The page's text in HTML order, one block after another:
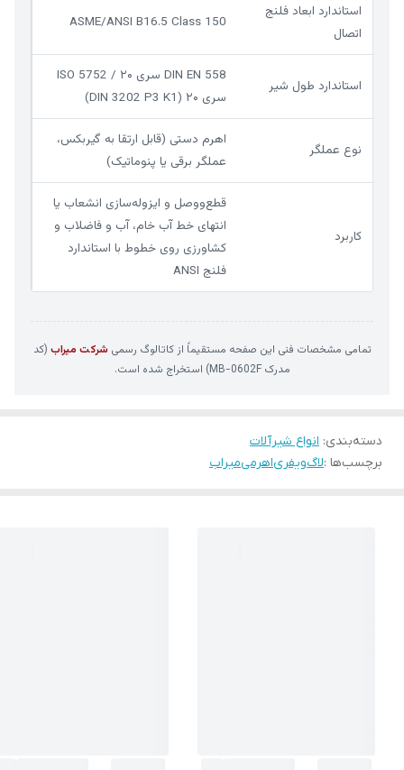
استاندارد ابعاد فلنج
اتصال
ASME/ANSI B16.5 Class 150
استاندارد طول شیر
DIN EN 558 سری ۲۰ / ISO 5752
سری ۲۰ (DIN 3202 P3 K1)
نوع عملگر
اهرم دستی (قابل ارتقا به گیربکس،
عملگر برقی یا پنوماتیک)
کاربرد
قطع‌ووصل و ایزوله‌سازی انشعاب یا
انتهای خط آب خام، آب و فاضلاب و
کشاورزی روی خطوط با استاندارد
فلنج ANSI
تمامی مشخصات فنی این صفحه مستقیماً از کاتالوگ رسمی شرکت میراب (کد
مدرک MB-0602F) استخراج شده است.
دسته‌بندی: انواع شیرآلات
برچسب‌ها :لاگویفریاهرمیمیراب